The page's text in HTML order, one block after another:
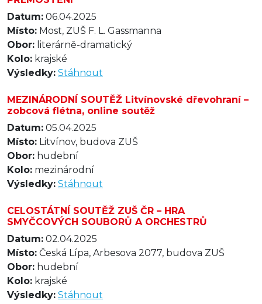
Datum: 06.04.2025
Místo: Most, ZUŠ F. L. Gassmanna
Obor: literárně-dramatický
Kolo: krajské
Výsledky: Stáhnout
MEZINÁRODNÍ SOUTĚŽ Litvínovské dřevohraní –
zobcová flétna, online soutěž
Datum: 05.04.2025
Místo: Litvínov, budova ZUŠ
Obor: hudební
Kolo: mezinárodní
Výsledky: Stáhnout
CELOSTÁTNÍ SOUTĚŽ ZUŠ ČR – HRA
SMYČCOVÝCH SOUBORŮ A ORCHESTRŮ
Datum: 02.04.2025
Místo: Česká Lípa, Arbesova 2077, budova ZUŠ
Obor: hudební
Kolo: krajské
Výsledky: Stáhnout